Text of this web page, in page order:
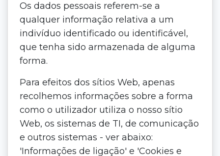
Os dados pessoais referem-se a
qualquer informação relativa a um
indivíduo identificado ou identificável,
que tenha sido armazenada de alguma
forma.
Para efeitos dos sítios Web, apenas
recolhemos informações sobre a forma
como o utilizador utiliza o nosso sítio
Web, os sistemas de TI, de comunicação
e outros sistemas - ver abaixo:
'Informações de ligação' e 'Cookies e